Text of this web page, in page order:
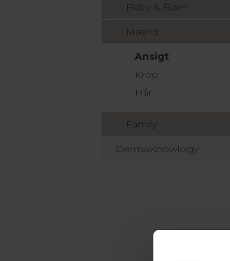
Baby & Børn
Mænd
Ansigt
Krop
Hår
Family
DermaKnowlogy